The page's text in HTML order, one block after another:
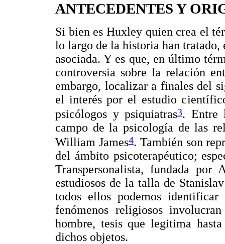
ANTECEDENTES Y
Si bien es Huxley quien crea el
lo largo de la historia han
asociada. Y es que, en último
controversia sobre la relación
embargo, localizar a finales del
el interés por el estudio
psicólogos y psiquiatras3. Entre
campo de la psicología de las
William James4. También son
del ámbito psicoterapéutico;
Transpersonalista, fundada
estudiosos de la talla de
todos ellos podemos
fenómenos religiosos
hombre, tesis que legitima
dichos objetos.